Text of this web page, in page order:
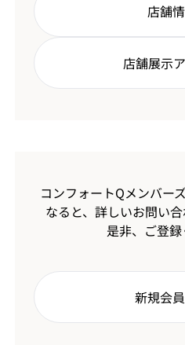
店舗
店舗展示
コンフォートQメンバー
なると、 詳しいお問い合
是非、ご登録
新規会